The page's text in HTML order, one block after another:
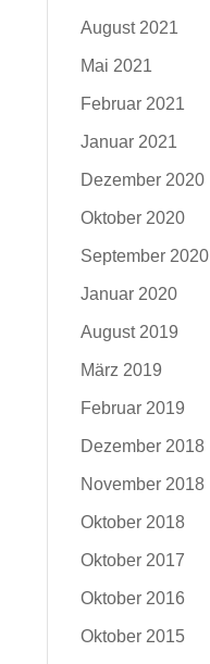
August 2021
Mai 2021
Februar 2021
Januar 2021
Dezember 2020
Oktober 2020
September 2020
Januar 2020
August 2019
März 2019
Februar 2019
Dezember 2018
November 2018
Oktober 2018
Oktober 2017
Oktober 2016
Oktober 2015